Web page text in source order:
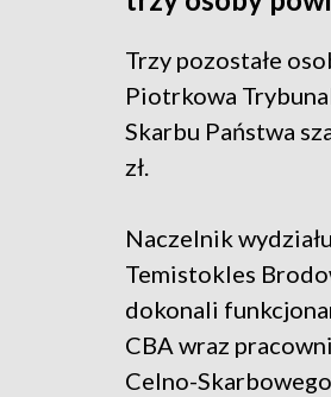
Trzy pozostałe
Piotrkowa
Skarbu Państwa
zł.
Naczelnik
Temistokles
dokonali
CBA wraz
Celno-